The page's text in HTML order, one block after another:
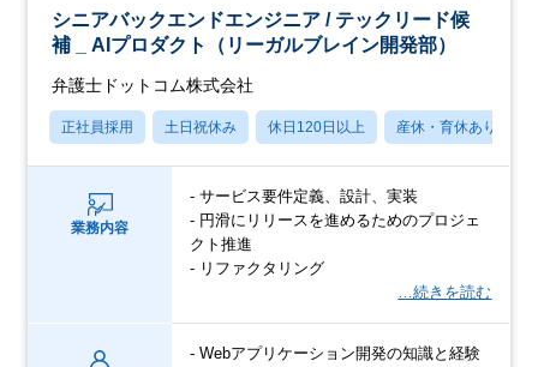
シニアバックエンドエンジニア / テックリード候
補 _ AIプロダクト（リーガルブレイン開発部）
弁護士ドットコム株式会社
正社員採用 土日祝休み 休日120日以上 産休・育休あり
業務内容
- サービス要件定義、設計、実装
- 円滑にリリースを進めるためのプロジェ
クト推進
- リファクタリング
…続きを読む
- Webアプリケーション開発の知識と経験